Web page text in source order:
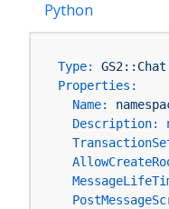
Python
Type:
Properties:
Name:
Description: